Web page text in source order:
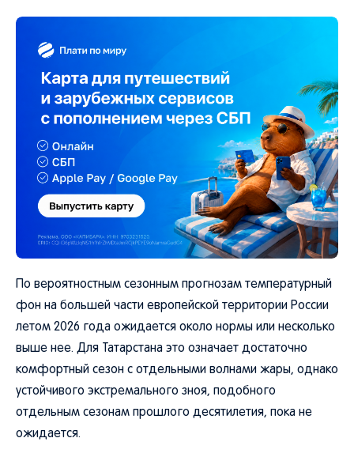
По вероятностным сезонным прогнозам температурный
фон на большей части европейской территории России
летом 2026 года ожидается около нормы или несколько
выше нее. Для Татарстана это означает достаточно
комфортный сезон с отдельными волнами жары, однако
устойчивого экстремального зноя, подобного
отдельным сезонам прошлого десятилетия, пока не
ожидается.